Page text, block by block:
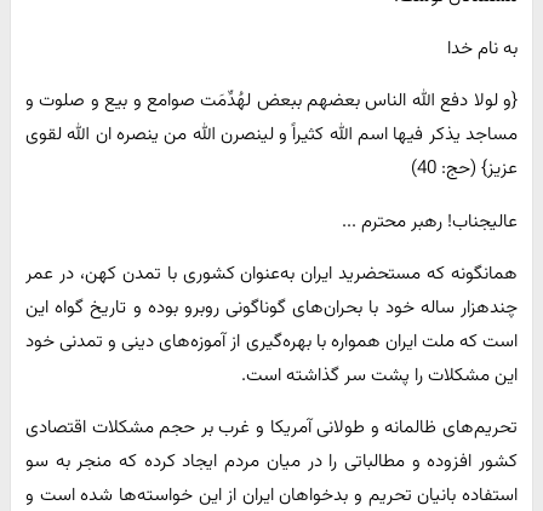
به نام خدا
{و لولا دفع الله الناس بعضهم ببعض لهُدِّمَت صوامع و بیع و صلوت و
مساجد یذکر فیها اسم الله کثیراً و لینصرن الله من ینصره ان الله لقوی
عزیز} (حج: 40)
عالیجناب! رهبر محترم ...
همانگونه که مستحضرید ایران به‌عنوان کشوری با تمدن کهن، در عمر
چندهزار ساله خود با بحران‌های گوناگونی روبرو بوده و تاریخ گواه این
است که ملت ایران همواره با بهره‌گیری از آموزه‌های دینی و تمدنی خود
این مشکلات را پشت سر گذاشته است.
تحریم‌های ظالمانه و طولانی آمریکا و غرب بر حجم مشکلات اقتصادی
کشور افزوده و مطالباتی را در میان مردم ایجاد کرده که منجر به سو
استفاده بانیان تحریم و بدخواهان ایران از این خواسته‌ها شده است و